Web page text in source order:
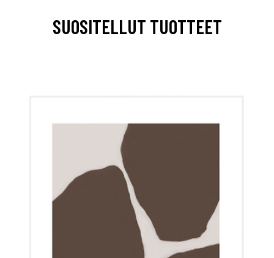
SUOSITELLUT TUOTTEET